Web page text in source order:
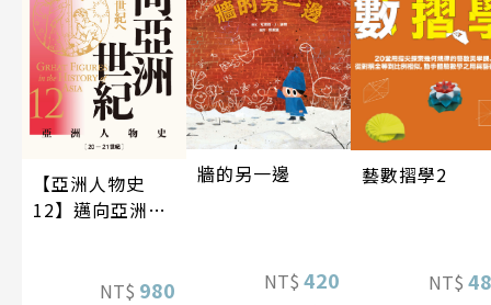
【亞洲人物史
12】邁向亞洲世
NT$ 980
牆的另一邊
NT$ 420
藝數摺學2
NT$